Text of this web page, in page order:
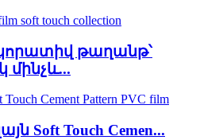
թաղանթ՝
Soft Touch Cemen...